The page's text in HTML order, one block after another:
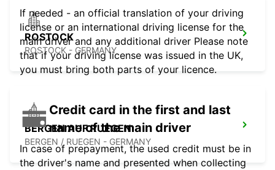
ROSTOCK
ROSTOCK - GERMANY
BERGEN AUF RUEGEN
BERGEN / RUEGEN - GERMANY
If needed - an official translation of your driving
license or an international driving license for the
main driver and any additional driver Please note
that if your driving license was issued in the UK,
you must bring both parts of your licence.
Credit card in the first and last
name of the main driver
In case of prepayment, the used credit must be in
the driver's name and presented when collecting